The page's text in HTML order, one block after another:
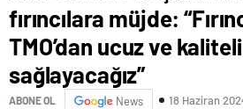
fırıncılara müjde:
TMO’dan ucuz ve
sağlayacağız”
ABONE OL News 18 Haziran